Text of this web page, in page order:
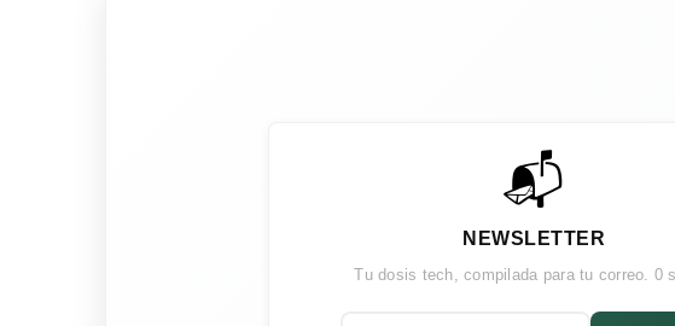
📬
NEWSLETTER
Tu dosis tech, compilada para tu correo. 0